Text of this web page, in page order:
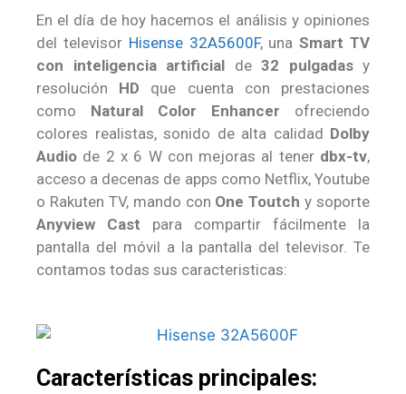
En el día de hoy hacemos el análisis y opiniones
del televisor Hisense 32A5600F, unaSmart TV
con inteligencia artificial de 32 pulgadasy
resolución HD que cuenta con prestaciones
como Natural Color Enhancer ofreciendo
colores realistas, sonido de alta calidad Dolby
Audio de 2 x 6 W con mejoras al tener dbx-tv,
acceso a decenas de apps como Netflix, Youtube
o Rakuten TV, mando con One Toutch y soporte
Anyview Cast para compartir fácilmente la
pantalla del móvil a la pantalla del televisor. Te
contamos todas sus caracteristicas:
Características principales: